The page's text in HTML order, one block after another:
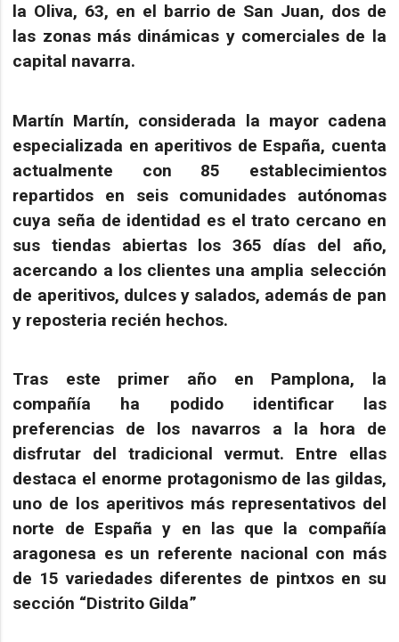
la Oliva, 63, en el barrio de San Juan, dos de
las zonas más dinámicas y comerciales de la
capital navarra.
Martín Martín, considerada la mayor cadena
especializada en aperitivos de España, cuenta
actualmente con 85 establecimientos
repartidos en seis comunidades autónomas
cuya seña de identidad es el trato cercano en
sus tiendas abiertas los 365 días del año,
acercando a los clientes una amplia selección
de aperitivos, dulces y salados, además de pan
y reposteria recién hechos.
Tras este primer año en Pamplona, la
compañía ha podido identificar las
preferencias de los navarros a la hora de
disfrutar del tradicional vermut. Entre ellas
destaca el enorme protagonismo de las gildas,
uno de los aperitivos más representativos del
norte de España y en las que la compañía
aragonesa es un referente nacional con más
de 15 variedades diferentes de pintxos en su
sección “Distrito Gilda”